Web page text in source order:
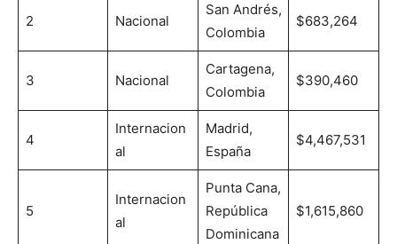
2 Nacional
San Andrés,
Colombia
$683,264
3 Nacional
Cartagena,
Colombia
$390,460
4
Internacion
al
Madrid,
España
$4,467,531
5
Internacion
al
Punta Cana,
República
Dominicana
$1,615,860